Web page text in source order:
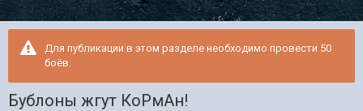
Для публикации в этом разделе необходимо провести 50
боёв.
Бублоны жгут КоРмАн!